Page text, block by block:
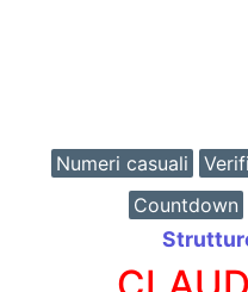
Numeri casuali
Countdown